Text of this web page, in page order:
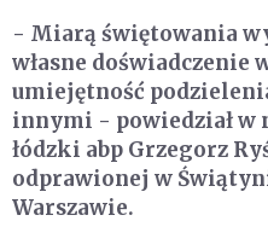
- Miarą świętowania
własne doświadczenie
umiejętność
innymi - powiedział
łódzki abp Grzegorz
odprawionej w
Warszawie.